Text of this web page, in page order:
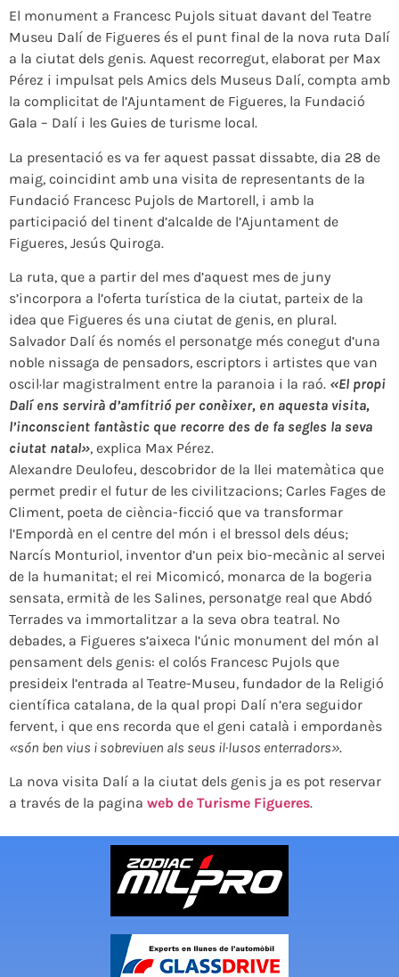
El monument a Francesc Pujols situat davant del Teatre
Museu Dalí de Figueres és el punt final de la nova ruta Dalí
a la ciutat dels genis. Aquest recorregut, elaborat per Max
Pérez i impulsat pels Amics dels Museus Dalí, compta amb
la complicitat de l’Ajuntament de Figueres, la Fundació
Gala – Dalí i les Guies de turisme local.
La presentació es va fer aquest passat dissabte, dia 28 de
maig, coincidint amb una visita de representants de la
Fundació Francesc Pujols de Martorell, i amb la
participació del tinent d’alcalde de l’Ajuntament de
Figueres, Jesús Quiroga.
La ruta, que a partir del mes d’aquest mes de juny
s’incorpora a l’oferta turística de la ciutat, parteix de la
idea que Figueres és una ciutat de genis, en plural.
Salvador Dalí és només el personatge més conegut d’una
noble nissaga de pensadors, escriptors i artistes que van
oscil·lar magistralment entre la paranoia i la raó. «El propi
Dalí ens servirà d’amfitrió per conèixer, en aquesta visita,
l’inconscient fantàstic que recorre des de fa segles la seva
ciutat natal», explica Max Pérez.
Alexandre Deulofeu, descobridor de la llei matemàtica que
permet predir el futur de les civilitzacions; Carles Fages de
Climent, poeta de ciència-ficció que va transformar
l’Empordà en el centre del món i el bressol dels déus;
Narcís Monturiol, inventor d’un peix bio-mecànic al servei
de la humanitat; el rei Micomicó, monarca de la bogeria
sensata, ermità de les Salines, personatge real que Abdó
Terrades va immortalitzar a la seva obra teatral. No
debades, a Figueres s’aixeca l’únic monument del món al
pensament dels genis: el colós Francesc Pujols que
presideix l’entrada al Teatre-Museu, fundador de la Religió
científica catalana, de la qual propi Dalí n’era seguidor
fervent, i que ens recorda que el geni català i empordanès
«són ben vius i sobreviuen als seus il·lusos enterradors».
La nova visita Dalí a la ciutat dels genis ja es pot reservar
a través de la pagina web de Turisme Figueres.